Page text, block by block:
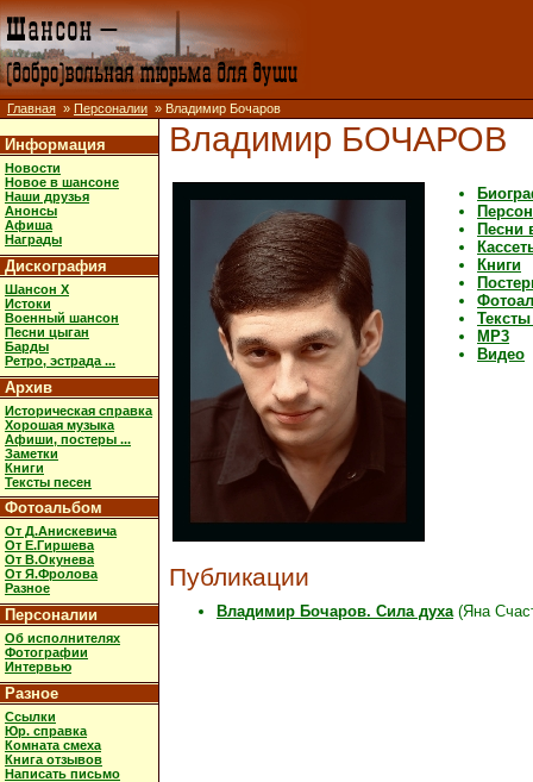
Главная » Персоналии » Владимир Бочаров
Информация
Новости
Новое в шансоне
Наши друзья
Анонсы
Афиша
Награды
Дискография
Шансон X
Истоки
Военный шансон
Песни цыган
Барды
Ретро, эстрада ...
Архив
Историческая справка
Хорошая музыка
Афиши, постеры ...
Заметки
Книги
Тексты песен
Фотоальбом
От Д.Анискевича
От Е.Гиршева
От В.Окунева
От Я.Фролова
Разное
Персоналии
Об исполнителях
Фотографии
Интервью
Разное
Ссылки
Юр. справка
Комната смеха
Книга отзывов
Написать письмо
Владимир БОЧАРОВ
Песни
Книги
MP3
Видео
Публикации
Владимир Бочаров. Сила духа(Яна